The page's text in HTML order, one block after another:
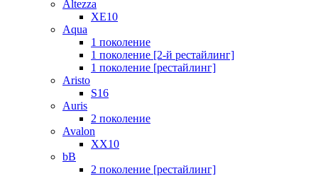
Altezza
XE10
Aqua
1 поколение
1 поколение [2-й рестайлинг]
1 поколение [рестайлинг]
Aristo
S16
Auris
2 поколение
Avalon
XX10
bB
2 поколение [рестайлинг]